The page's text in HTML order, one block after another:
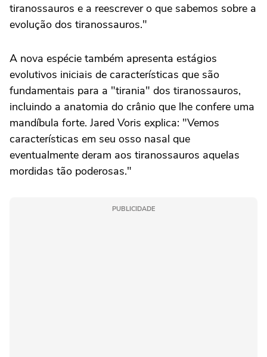
tiranossauros e a reescrever o que sabemos sobre a
evolução dos tiranossauros."
A nova espécie também apresenta estágios
evolutivos iniciais de características que são
fundamentais para a "tirania" dos tiranossauros,
incluindo a anatomia do crânio que lhe confere uma
mandíbula forte. Jared Voris explica: "Vemos
características em seu osso nasal que
eventualmente deram aos tiranossauros aquelas
mordidas tão poderosas."
PUBLICIDADE